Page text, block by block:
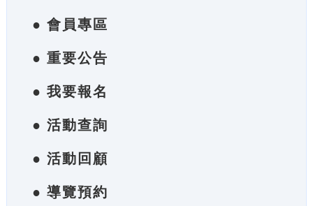
● 會員專區
● 重要公告
● 我要報名
● 活動查詢
● 活動回顧
● 導覽預約